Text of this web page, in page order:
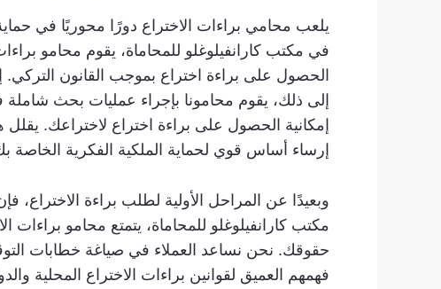
يلعب محامي براءات الاختراع دورًا محوريًا في حماية
في مكتب كارانفيلوغلو للمحاماة، يقوم محامو
الحصول على براءة اختراع بموجب القانون التركي.
إلى ذلك، يقوم محامونا بإجراء عمليات بحث شاملة
إمكانية الحصول على براءة اختراع لاختراعك.
إرساء أساس قوي لحماية الملكية الفكرية الخاصة
وبعيدًا عن المراحل الأولية لطلب براءة الاختراع،
مكتب كارانفيلوغلو للمحاماة، يتمتع محامو براءات
حقوقك. نحن نساعد العملاء في صياغة خطابات
فهمهم العميق لقوانين براءات الاختراع المحلية